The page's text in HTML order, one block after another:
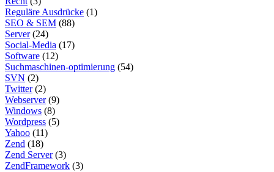
Reguläre Ausdrücke (1)
SEO & SEM (88)
Server(24)
Social-Media (17)
Software (12)
Suchmaschinen-optimierung (54)
SVN (2)
Twitter(2)
Webserver(9)
Windows (8)
Wordpress (5)
Yahoo (11)
Zend (18)
Zend Server(3)
ZendFramework (3)